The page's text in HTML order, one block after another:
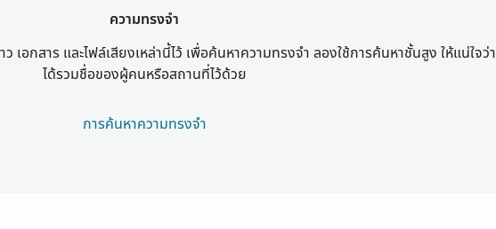
ความทรงจำ
เอกสาร และไฟล์เสียงเหล่านี้ไว้ เพื่อค้นหาความทรงจำ ลองใช้การค้นหาชั้นสูง ให้แน่ใจว่า
ได้รวมชื่อของผู้คนหรือสถานที่ไว้ด้วย
การค้นหาความทรงจำ